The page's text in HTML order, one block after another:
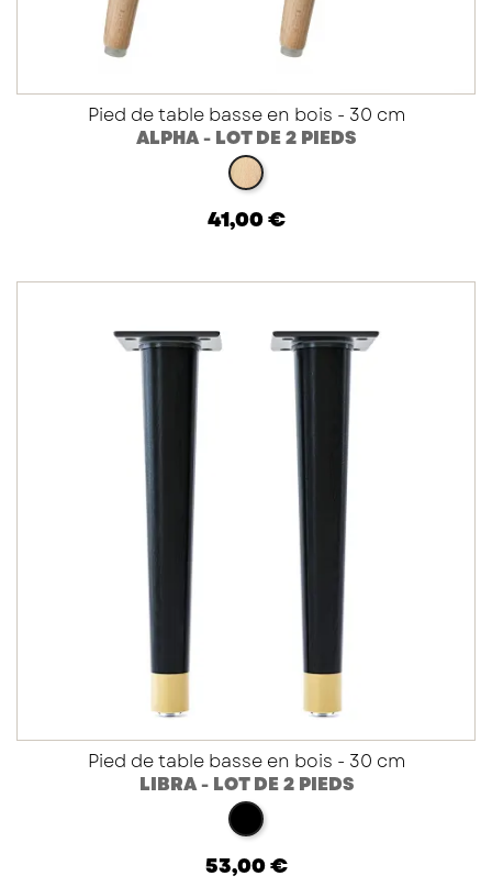
Pied de table basse en bois - 30 cm
ALPHA - LOT DE 2 PIEDS
hêtre vernis
41,00 €
Pied de table basse en bois - 30 cm
LIBRA - LOT DE 2 PIEDS
hêtre noir
53,00 €